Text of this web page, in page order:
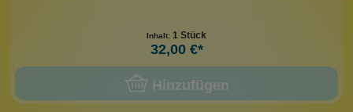
Inhalt: 1 Stück
32,00 €*
Hinzufügen